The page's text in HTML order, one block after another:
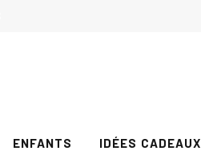
ENFANTS IDÉES CADEAUX